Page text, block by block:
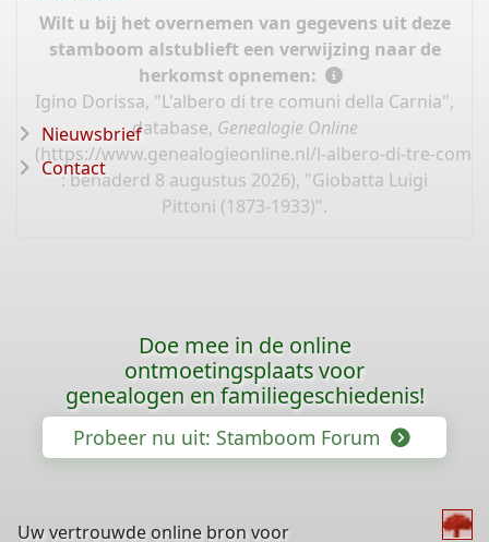
Wilt u bij het overnemen van gegevens uit deze
stamboom alstublieft een verwijzing naar de
herkomst opnemen:
Igino Dorissa, "L'albero di tre comuni della Carnia",
database, Genealogie Online
(https://www.genealogieonline.nl/l-albero-di-tre-
: benaderd 8 augustus 2026), "Giobatta Luigi
Pittoni (1873-1933)".
Nieuwsbrief
Contact
Doe mee in de online
ontmoetingsplaats voor
genealogen en familiegeschiedenis!
Probeer nu uit: Stamboom Forum
Uw vertrouwde online bron voor